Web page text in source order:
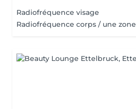
Radiofréquence visage
Radiofréquence corps / une zone